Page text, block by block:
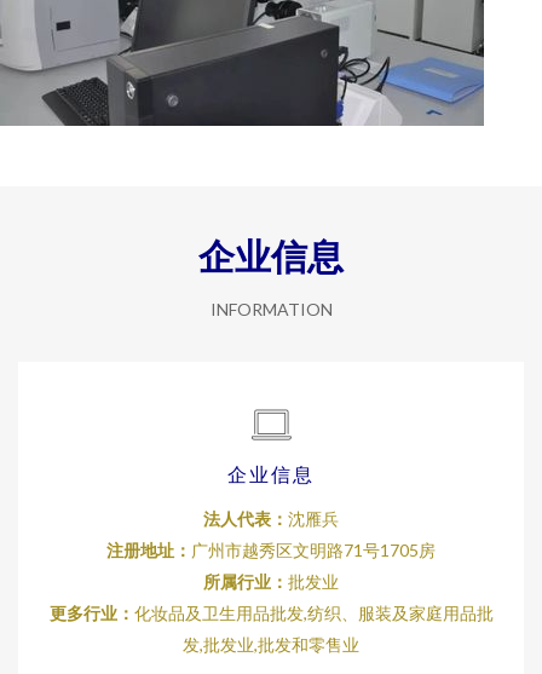
企业信息
INFORMATION
企业信息
法人代表： 沈雁兵
注册地址： 广州市越秀区文明路71号1705房
所属行业： 批发业
更多行业： 化妆品及卫生用品批发,纺织、服装及家庭用品批
发,批发业,批发和零售业